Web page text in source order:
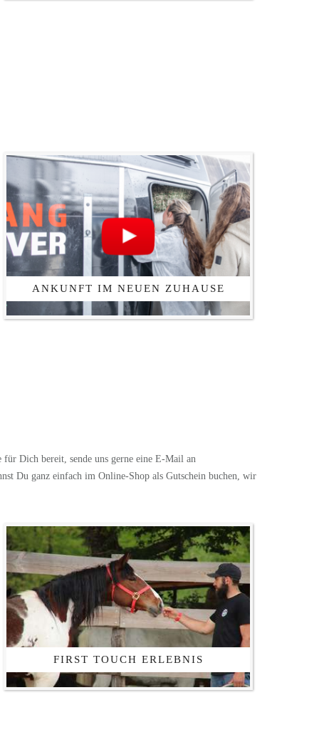
ANKUNFT IM NEUEN ZUHAUSE
für Dich bereit, sende uns gerne eine E-Mail an
Du ganz einfach im Online-Shop als Gutschein buchen, wir
FIRST TOUCH ERLEBNIS